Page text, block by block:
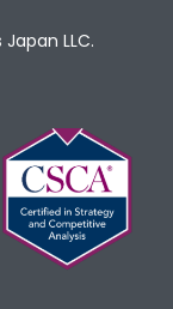
LLC.